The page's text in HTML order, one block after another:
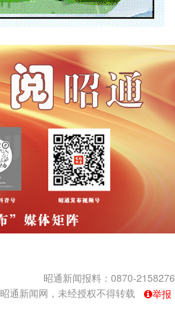
昭通新闻报料：0870-2158276
昭通新闻网，未经授权不得转载
举报